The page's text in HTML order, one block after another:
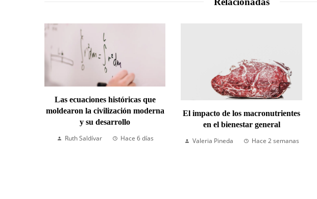
Las ecuaciones históricas que
moldearon la civilización moderna
y su desarrollo
Ruth Saldívar
Hace 6 días
El impacto de los macronutrientes
en el bienestar general
Valeria Pineda
Hace 2 semanas